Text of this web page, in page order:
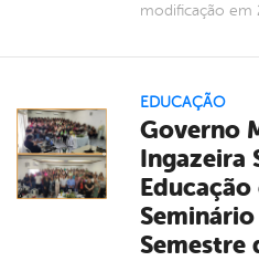
modificação em
EDUCAÇÃO
Governo
Ingazeira
Semestre